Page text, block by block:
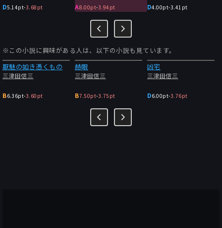
D5.14pt-3.68pt
A8.00pt-3.94pt D4.00pt-3.41pt
※この小説に興味がある人は、以下の小説も見ています。
厭魅の如き憑くもの
三津田信三
B6.36pt-3.60pt
赫眼
三津田信三
B7.50pt-3.75pt
凶宅
三津田信三
D6.00pt-3.76pt